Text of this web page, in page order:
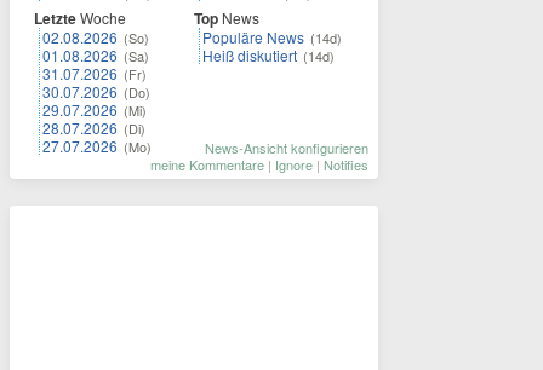
LetzteWoche
02.08.2026 (So)
01.08.2026 (Sa)
31.07.2026 (Fr)
30.07.2026 (Do)
29.07.2026 (Mi)
28.07.2026 (Di)
27.07.2026 (Mo)
Top News
Populäre News (14d)
Heiß diskutiert (14d)
News-Ansicht konfigurieren
meine Kommentare | Ignore | Notifies